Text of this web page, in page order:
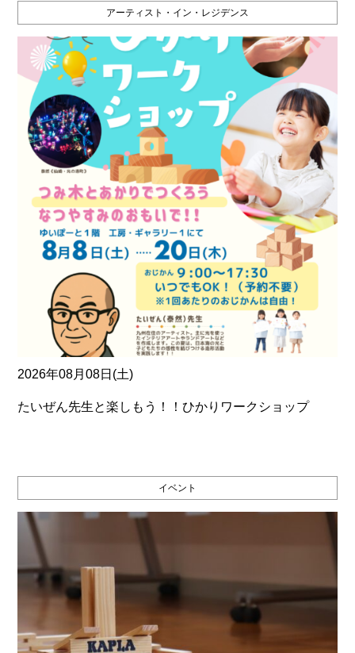
アーティスト・イン・レジデンス
2026年08月08日(土)
たいぜん先生と楽しもう！！ひかりワークショップ
イベント